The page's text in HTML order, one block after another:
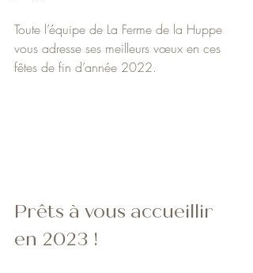
Toute l’équipe de La Ferme de la Huppe
vous adresse ses meilleurs vœux en ces
fêtes de fin d’année 2022.
Prêts à vous accueillir
en 2023 !